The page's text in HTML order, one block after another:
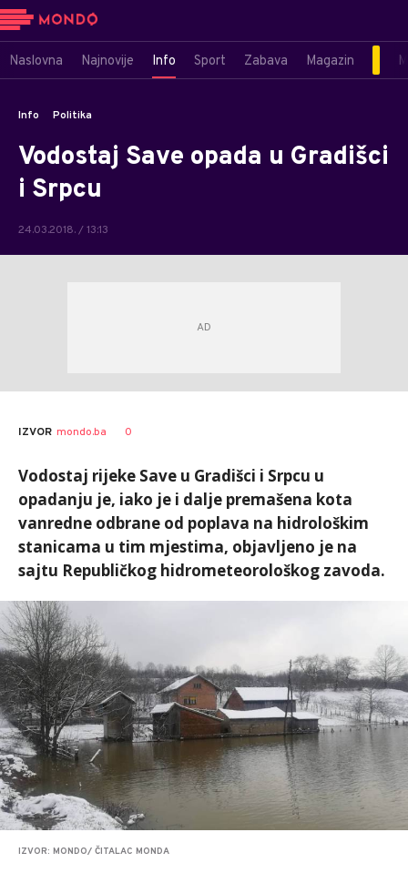
Naslovna Najnovije Info Sport Zabava Magazin
Info Politika
Vodostaj Save opada u Gradišci
i Srpcu
24.03.2018. / 13:13
AUTOR 1
IZVOR mondo.ba 0
Vodostaj rijeke Save u Gradišci i Srpcu u
opadanju je, iako je i dalje premašena kota
vanredne odbrane od poplava na hidrološkim
stanicama u tim mjestima, objavljeno je na
sajtu Republičkog hidrometeorološkog zavoda.
IZVOR: MONDO/ ČITALAC MONDA